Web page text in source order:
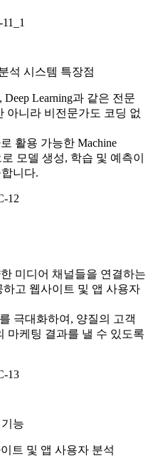
석 시스템 특장점
Learning과 같은 전문
아니라 비전문가도 코딩 없
활용 가능한 Machine
모델 생성, 학습 및 예측이
니다.
한 미디어 채널들을 연결하는
하고 웹사이트 및 앱 사용자
극대화하여, 양질의 고객
마케팅 결과를 낼 수 있도록
능
트 및 앱 사용자 분석